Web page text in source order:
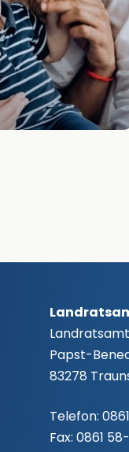
Papst-
83278
Telefon:
Fax: 0861